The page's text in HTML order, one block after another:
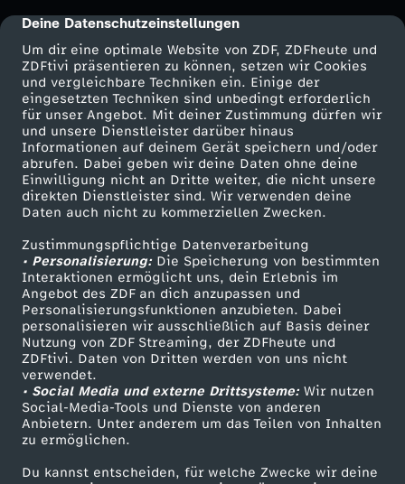
cmp-dialog-description
Deine Datenschutzeinstellungen
Um dir eine optimale Website von ZDF, ZDFheute und
ZDFtivi präsentieren zu können, setzen wir Cookies
und vergleichbare Techniken ein. Einige der
eingesetzten Techniken sind unbedingt erforderlich
für unser Angebot. Mit deiner Zustimmung dürfen wir
und unsere Dienstleister darüber hinaus
Informationen auf deinem Gerät speichern und/oder
abrufen. Dabei geben wir deine Daten ohne deine
Einwilligung nicht an Dritte weiter, die nicht unsere
direkten Dienstleister sind. Wir verwenden deine
Daten auch nicht zu kommerziellen Zwecken.
Zustimmungspflichtige Datenverarbeitung
• Personalisierung:Die Speicherung von bestimmten
Interaktionen ermöglicht uns, dein Erlebnis im
Angebot des ZDF an dich anzupassen und
Personalisierungsfunktionen anzubieten. Dabei
personalisieren wir ausschließlich auf Basis deiner
Nutzung von ZDF Streaming, der ZDFheute und
ZDFtivi. Daten von Dritten werden von uns nicht
verwendet.
• Social Media und externe Drittsysteme:Wir nutzen
Social-Media-Tools und Dienste von anderen
Anbietern. Unter anderem um das Teilen von Inhalten
zu ermöglichen.
Du kannst entscheiden, für welche Zwecke wir deine
Mehr ZDF
ZDF-Apps
Smart TV
ZDFtext
Livestreams
Sendungen A-Z
TV-Programm
Service
ZDFmitreden
Kontakt zum ZDF
Tickets
Zuschauerservice
Hilfe
ZDF Unternehmen
Karriere